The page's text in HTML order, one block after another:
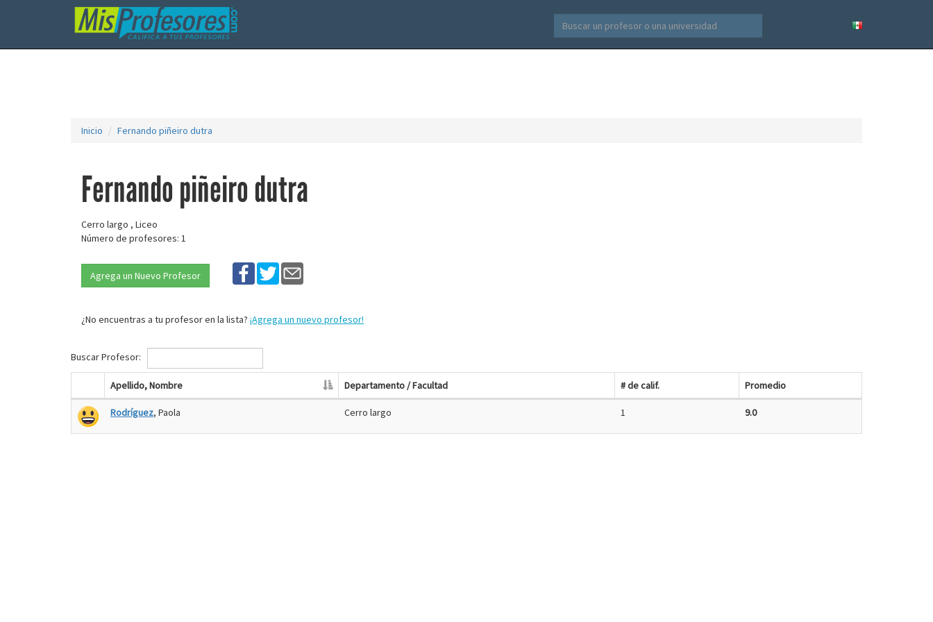
Inicio Fernando piñeiro dutra
Fernando piñeiro dutra
Cerro largo , Liceo
Número de profesores: 1
Agrega un Nuevo Profesor
¿No encuentras a tu profesor en la lista? ¡Agrega un nuevo profesor!
Buscar Profesor:
Apellido, Nombre Departamento / Facultad # de calif. Promedio
Rodríguez, Paola Cerro largo 1 9.0